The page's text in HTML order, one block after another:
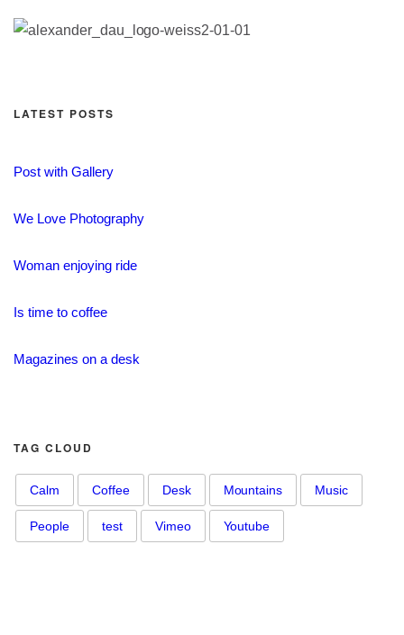
LATEST POSTS
Post with Gallery
We Love Photography
Woman enjoying ride
Is time to coffee
Magazines on a desk
TAG CLOUD
Calm Coffee Desk Mountains Music
People test Vimeo Youtube